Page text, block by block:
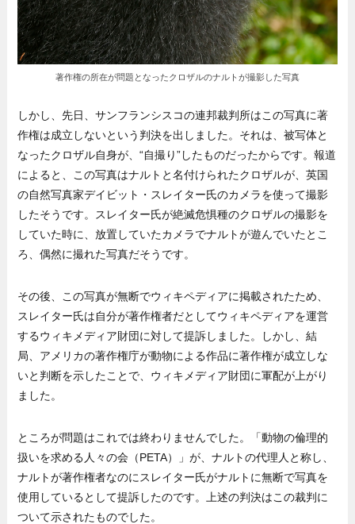
著作権の所在が問題となったクロザルのナルトが撮影した写真
しかし、先日、サンフランシスコの連邦裁判所はこの写真に著
作権は成立しないという判決を出しました。それは、被写体と
なったクロザル自身が、“自撮り”したものだったからです。報道
によると、この写真はナルトと名付けられたクロザルが、英国
の自然写真家デイビット・スレイター氏のカメラを使って撮影
したそうです。スレイター氏が絶滅危惧種のクロザルの撮影を
していた時に、放置していたカメラでナルトが遊んでいたとこ
ろ、偶然に撮れた写真だそうです。
その後、この写真が無断でウィキペディアに掲載されたため、
スレイター氏は自分が著作権者だとしてウィキペディアを運営
するウィキメディア財団に対して提訴しました。しかし、結
局、アメリカの著作権庁が動物による作品に著作権が成立しな
いと判断を示したことで、ウィキメディア財団に軍配が上がり
ました。
ところが問題はこれでは終わりませんでした。「動物の倫理的
扱いを求める人々の会（PETA）」が、ナルトの代理人と称し、
ナルトが著作権者なのにスレイター氏がナルトに無断で写真を
使用しているとして提訴したのです。上述の判決はこの裁判に
ついて示されたものでした。